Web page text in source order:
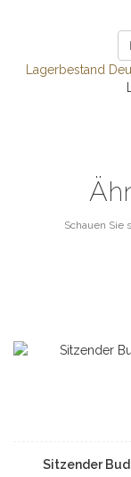
Lagerbestand
Schauen Sie
Sitzender